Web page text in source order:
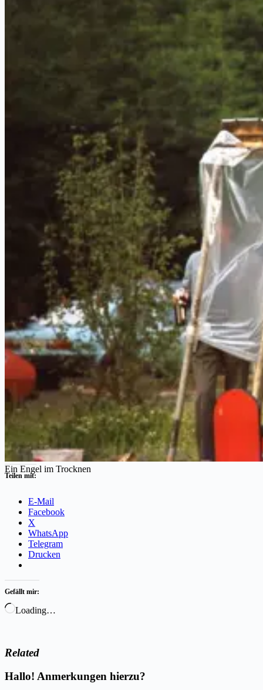
Dieter biringt Bier …
Ein Engel im Trocknen
Teilen mit:
E-Mail
Facebook
X
WhatsApp
Telegram
Drucken
Gefällt mir:
Loading…
Related
Hallo! Anmerkungen hierzu?